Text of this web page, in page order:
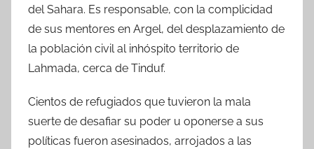
del Sahara. Es responsable, con la complicidad
de sus mentores en Argel, del desplazamiento de
la población civil al inhóspito territorio de
Lahmada, cerca de Tinduf.
Cientos de refugiados que tuvieron la mala
suerte de desafiar su poder u oponerse a sus
políticas fueron asesinados, arrojados a las